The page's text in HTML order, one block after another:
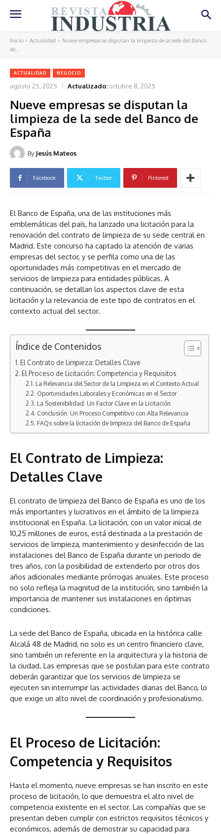
Inicio Actualidad
Nueve empresas se disputan la limpieza de la sede del Banco
de...
ACTUALIDAD NEGOCIO
agosto 25, 2025 Actualizado: octubre 8, 2025
Nueve empresas se disputan la
limpieza de la sede del Banco de
España
By Jesús Mateos
Facebook Twitter Pinterest
El Banco de España, una de las instituciones más
emblemáticas del país, ha lanzado una licitación para la
renovación del contrato de limpieza de su sede central en
Madrid. Este concurso ha captado la atención de varias
empresas del sector, y se perfila como una de las
oportunidades más competitivas en el mercado de
servicios de limpieza para entidades públicas. A
continuación, se detallan los aspectos clave de esta
licitación y la relevancia de este tipo de contratos en el
contexto actual del sector.
Índice de Contenidos
El Contrato de Limpieza: Detalles Clave
El Proceso de Licitación: Competencia y Requisitos
La Relevancia del Sector de la Limpieza en el Contexto Actual
Oportunidades Laborales y Económicas en el Sector
La Sostenibilidad: Un Factor Clave en la Licitación
Conclusión: Un Proceso Competitivo con Alta Relevancia
FAQs sobre la licitación de limpieza del Banco de España
El Contrato de Limpieza:
Detalles Clave
El contrato de limpieza del Banco de España es uno de los
más importantes y lucrativos en el ámbito de la limpieza
institucional en España. La licitación, con un valor inicial de
10,25 millones de euros, está destinada a la prestación de
servicios de limpieza, mantenimiento y desinfección de las
instalaciones del Banco de España durante un periodo de
tres años, con la posibilidad de extenderlo por otros dos
años adicionales mediante prórrogas anuales. Este proceso
no solo refleja la magnitud de la institución, sino también la
importancia de mantener sus instalaciones en óptimas
condiciones.
La sede del Banco de España, ubicada en la histórica calle
Alcalá 48 de Madrid, no solo es un centro financiero clave,
sino también un referente en la arquitectura y la historia de
la ciudad. Las empresas que se postulan para este contrato
deberán garantizar que los servicios de limpieza se
ejecuten sin interrumpir las actividades diarias del Banco, lo
que exige un alto nivel de coordinación y profesionalismo.
El Proceso de Licitación:
Competencia y Requisitos
Hasta el momento, nueve empresas se han inscrito en este
proceso de licitación, lo que demuestra el alto nivel de
competencia existente en el sector. Las compañías que se
presentan deben cumplir con estrictos requisitos técnicos y
económicos, además de demostrar su capacidad para